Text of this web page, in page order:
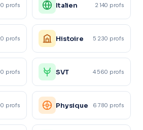
profs Italien 2 140 profs
profs Histoire 5 230 profs
profs SVT 4 560 profs
profs Physique 6 780 profs